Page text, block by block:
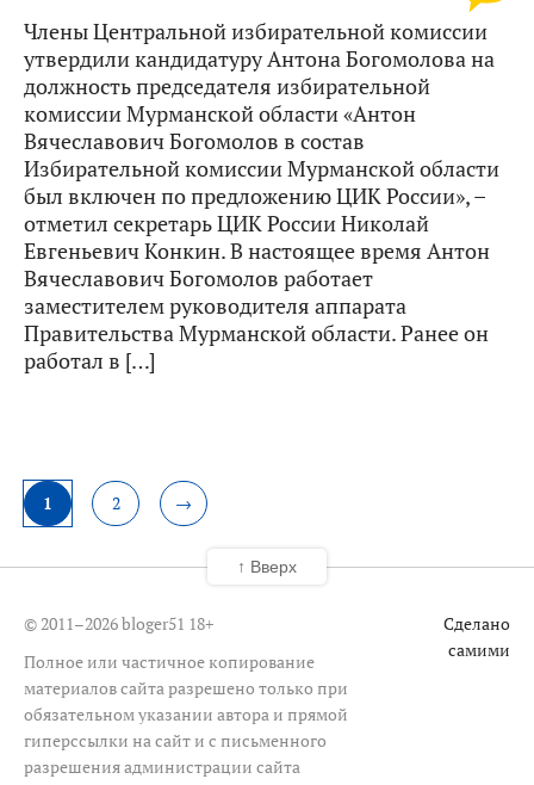
Члены Центральной избирательной комиссии
утвердили кандидатуру Антона Богомолова на
должность председателя избирательной
комиссии Мурманской области «Антон
Вячеславович Богомолов в состав
Избирательной комиссии Мурманской области
был включен по предложению ЦИК России», –
отметил секретарь ЦИК России Николай
Евгеньевич Конкин. В настоящее время Антон
Вячеславович Богомолов работает
заместителем руководителя аппарата
Правительства Мурманской области. Ранее он
работал в […]
1 2 →
© 2011–2026 bloger51 18+
Полное или частичное копирование
материалов сайта разрешено только при
обязательном указании автора и прямой
гиперссылки на сайт и с письменного
разрешения администрации сайта
Сделано
самими
↑ Вверх